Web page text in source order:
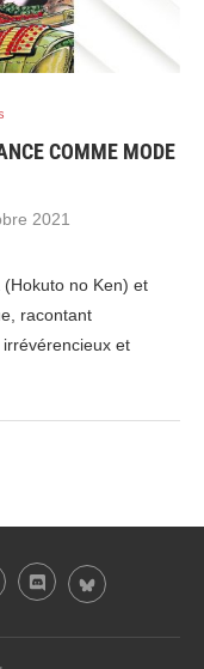
COMME MODE
2021
no Ken) et
racontant
irrévérencieux et